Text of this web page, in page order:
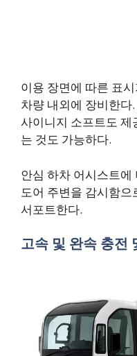
이용 장면에 따른 표
차량 내외에 장비한
사이니지 소프트도
는 것도 가능하다.
안심 하차 어시스트
도어 주변을 감시함
서포트한다.
고속 및 완속 충전